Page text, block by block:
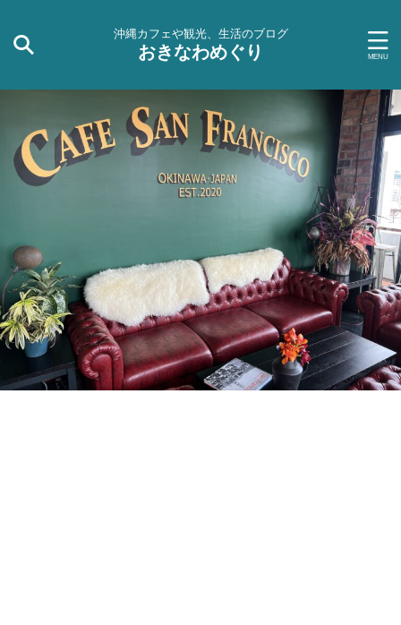
沖縄カフェや観光、生活のブログ
おきなわめぐり